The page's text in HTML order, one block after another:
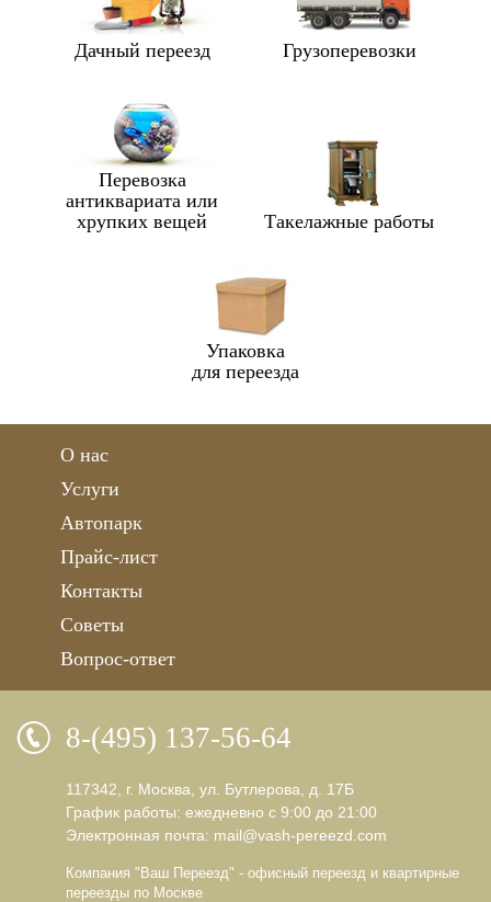
Дачный переезд Грузоперевозки
Перевозка
антиквариата или
хрупких вещей
Такелажные работы
Упаковка
для переезда
О нас
Услуги
Автопарк
Прайс-лист
Контакты
Советы
Вопрос-ответ
8-(495) 137-56-64
117342, г. Москва, ул. Бутлерова, д. 17Б
График работы: ежедневно с 9:00 до 21:00
Электронная почта: mail@vash-pereezd.com
Компания "Ваш Переезд" - офисный переезд и квартирные
переезды по Москве